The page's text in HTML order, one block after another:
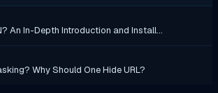
An In-Depth Introduction and Install…
Why Should One Hide URL?